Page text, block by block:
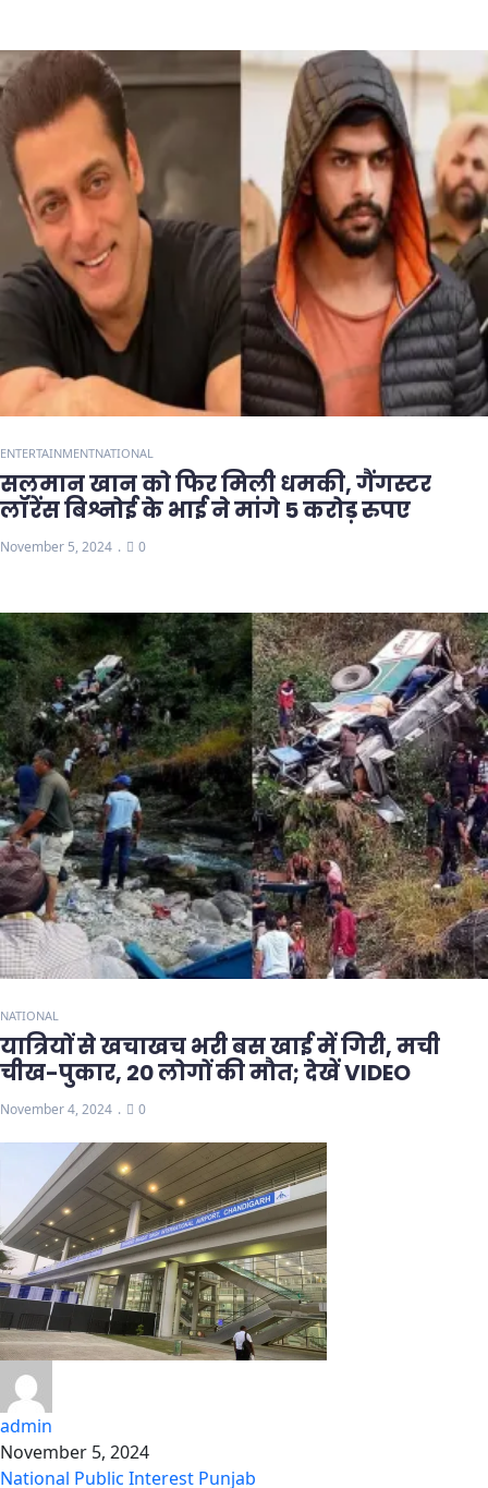
ENTERTAINMENTNATIONAL
सलमान खान को फिर मिली धमकी, गैंगस्टर
लॉरेंस बिश्नोई के भाई ने मांगे 5 करोड़ रुपए
November 5, 2024 0
NATIONAL
यात्रियों से खचाखच भरी बस खाई में गिरी, मची
चीख-पुकार, 20 लोगों की मौत; देखें VIDEO
November 4, 2024 0
admin
November 5, 2024
National Public Interest Punjab